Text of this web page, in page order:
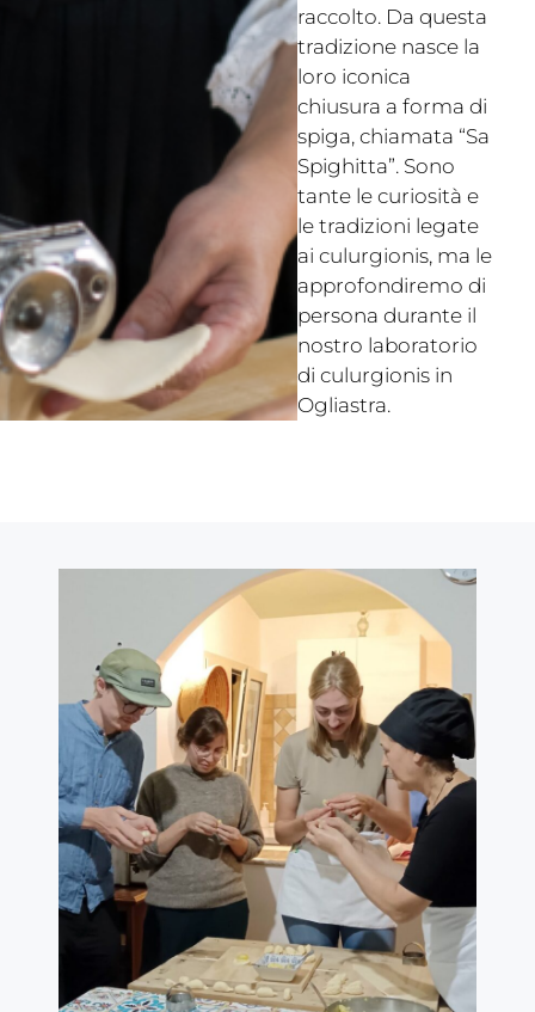
raccolto. Da questa
tradizione nasce la
loro iconica
chiusura a forma di
spiga, chiamata “Sa
Spighitta”. Sono
tante le curiosità e
le tradizioni legate
ai culurgionis, ma le
approfondiremo di
persona durante il
nostro laboratorio
di culurgionis in
Ogliastra.